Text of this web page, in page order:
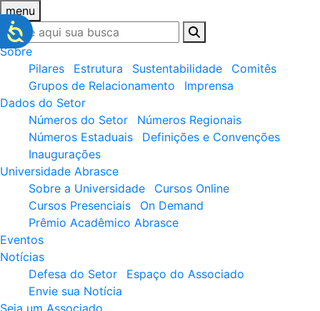
menu
Sobre
Pilares
Estrutura Sustentabilidade
Comitês
Grupos de Relacionamento
Imprensa
Dados do Setor
Números do Setor
Números Regionais
Números Estaduais
Definições e Convenções
Inaugurações
Universidade Abrasce
Sobre a Universidade
Cursos Online
Cursos Presenciais
On Demand
Prêmio Acadêmico Abrasce
Eventos
Notícias
Defesa do Setor
Espaço do Associado
Envie sua Notícia
Seja um Associado